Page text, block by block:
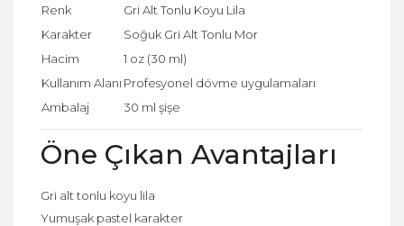
Renk
Gri Alt Tonlu Koyu Lila
Karakter
Soğuk Gri Alt Tonlu Mor
Hacim
1 oz (30 ml)
Kullanım Alanı Profesyonel dövme uygulamaları
Ambalaj
30 ml şişe
Öne Çıkan Avantajları
Gri alt tonlu koyu lila
Yumuşak pastel karakter